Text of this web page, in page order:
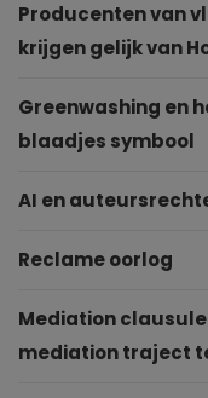
Producenten van
krijgen gelijk van
Greenwashing en
blaadjes symbool
AI en
Reclame oorlog
Mediation
mediation traject